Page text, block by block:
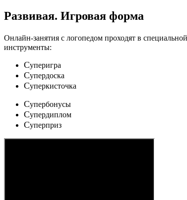
Развивая. Игровая форма
Онлайн-занятия с логопедом проходят в
инструменты:
Cуперигра
Cупердоска
Cуперкисточка
Cупербонусы
Cупердиплом
Cуперприз